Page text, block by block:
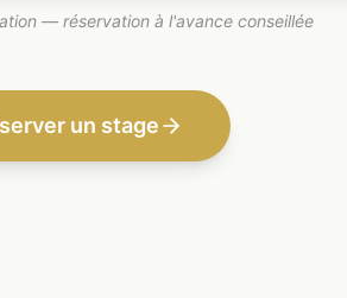
— réservation à l'avance conseillée
un stage